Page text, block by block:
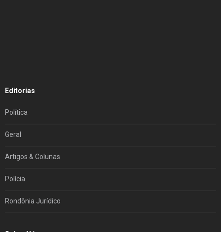
Editorias
Política
Geral
Artigos & Colunas
Polícia
Rondônia Jurídico